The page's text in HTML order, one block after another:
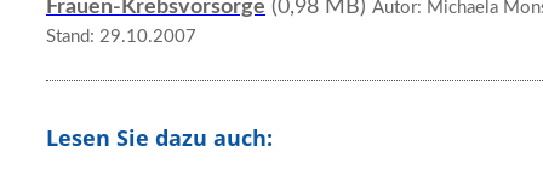
Frauen-Krebsvorsorge (0,98 MB) Autor: Michaela
Stand: 29.10.2007
Lesen Sie dazu auch: